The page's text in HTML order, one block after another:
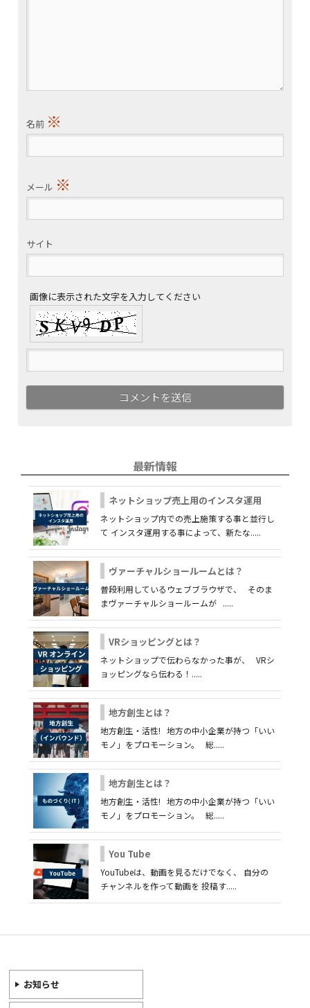
名前 ※
メール ※
サイト
画像に表示された文字を入力してください
最新情報
ネットショップ売上用のインスタ運用
ネットショップ内での売上施策する事と並行し
て インスタ運用する事によって、新たな.....
ヴァーチャルショールームとは？
普段利用しているウェブブラウザで、 そのま
まヴァーチャルショールームが .....
VRショッピングとは？
ネットショップで伝わらなかった事が、 VRシ
ョッピングなら伝わる！.....
地方創生とは？
地方創生・活性! 地方の中小企業が持つ「いい
モノ」をプロモーション。 総.....
地方創生とは？
地方創生・活性! 地方の中小企業が持つ「いい
モノ」をプロモーション。 総.....
You Tube
YouTubeは、動画を見るだけでなく、 自分の
チャンネルを作って動画を 投稿す.....
お知らせ